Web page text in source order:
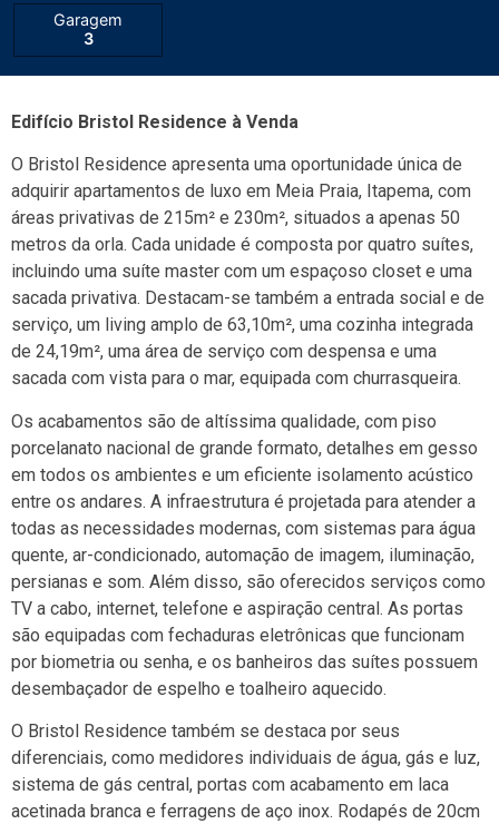
Garagem
3
Edifício Bristol Residence à Venda
O Bristol Residence apresenta uma oportunidade única de
adquirir apartamentos de luxo em Meia Praia, Itapema, com
áreas privativas de 215m² e 230m², situados a apenas 50
metros da orla. Cada unidade é composta por quatro suítes,
incluindo uma suíte master com um espaçoso closet e uma
sacada privativa. Destacam-se também a entrada social e de
serviço, um living amplo de 63,10m², uma cozinha integrada
de 24,19m², uma área de serviço com despensa e uma
sacada com vista para o mar, equipada com churrasqueira.
Os acabamentos são de altíssima qualidade, com piso
porcelanato nacional de grande formato, detalhes em gesso
em todos os ambientes e um eficiente isolamento acústico
entre os andares. A infraestrutura é projetada para atender a
todas as necessidades modernas, com sistemas para água
quente, ar-condicionado, automação de imagem, iluminação,
persianas e som. Além disso, são oferecidos serviços como
TV a cabo, internet, telefone e aspiração central. As portas
são equipadas com fechaduras eletrônicas que funcionam
por biometria ou senha, e os banheiros das suítes possuem
desembaçador de espelho e toalheiro aquecido.
O Bristol Residence também se destaca por seus
diferenciais, como medidores individuais de água, gás e luz,
sistema de gás central, portas com acabamento em laca
acetinada branca e ferragens de aço inox. Rodapés de 20cm